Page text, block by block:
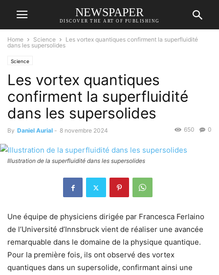
NEWSPAPER
DISCOVER THE ART OF PUBLISHING
Home Science
Les vortex quantiques confirment la superfluidité
dans les supersolides
Science
Les vortex quantiques
confirment la superfluidité
dans les supersolides
By Daniel Aurial - 8 novembre 2024 0
650
Illustration de la superfluidité dans les supersolides
Une équipe de physiciens dirigée par Francesca Ferlaino
de l’Université d’Innsbruck vient de réaliser une avancée
remarquable dans le domaine de la physique quantique.
Pour la première fois, ils ont observé des vortex
quantiques dans un supersolide, confirmant ainsi une